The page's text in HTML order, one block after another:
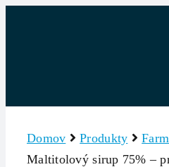
Domov Produkty
Maltitolový sirup 75% –